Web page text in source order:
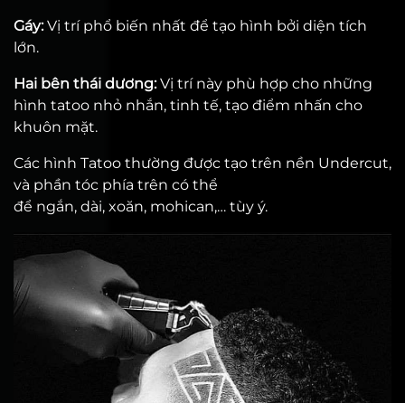
Gáy:Vị trí phổ biến nhất để tạo hình bởi diện tích
lớn.
Hai bên thái dương:Vị trí này phù hợp cho những
hình tatoo nhỏ nhắn, tinh tế, tạo điểm nhấn cho
khuôn mặt.
Các hình Tatoo thường được tạo trên nền Undercut,
và phần tóc phía trên có thể
để ngắn, dài, xoăn, mohican,… tùy ý.